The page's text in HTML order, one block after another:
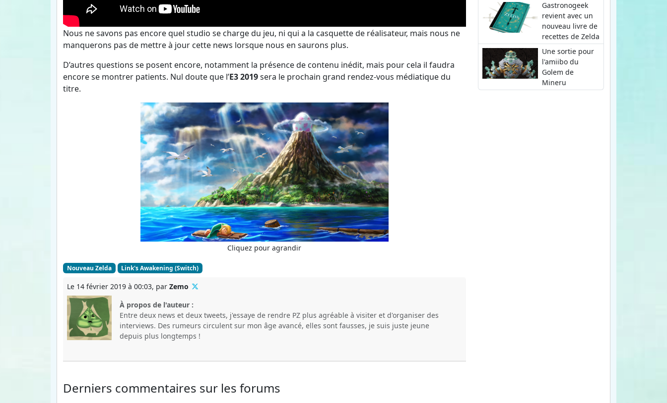
Nous ne savons pas encore quel studio se charge du jeu, ni qui a la casquette de réalisateur, mais nous ne
manquerons pas de mettre à jour cette news lorsque nous en saurons plus.
D’autres questions se posent encore, notamment la présence de contenu inédit, mais pour cela il faudra
encore se montrer patients. Nul doute que l’E3 2019sera le prochain grand rendez-vous médiatique du
titre.
Cliquez pour agrandir
Nouveau Zelda Link's Awakening (Switch)
Le 14 février 2019 à 00:03, par Zemo
À propos de l'auteur :
Entre deux news et deux tweets, j'essaye de rendre PZ plus agréable à visiter et d'organiser des
interviews. Des rumeurs circulent sur mon âge avancé, elles sont fausses, je suis juste jeune
depuis plus longtemps !
Gastronogeek
revient avec un
nouveau livre de
recettes de Zelda
Une sortie pour
l'amiibo du
Golem de
Mineru
Derniers commentaires sur les forums